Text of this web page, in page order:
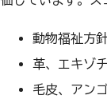
動物福祉方
革、エキゾ
毛皮、アン